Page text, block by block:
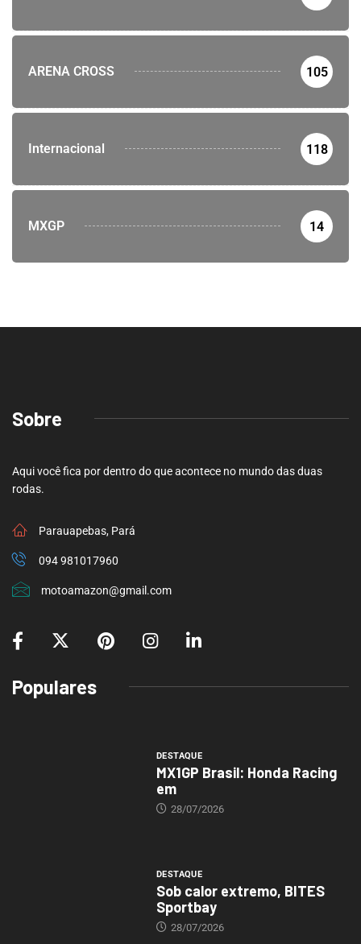
ARENA CROSS 105
Internacional 118
MXGP 14
Sobre
Aqui você fica por dentro do que acontece no mundo das duas
rodas.
Parauapebas, Pará
094 981017960
motoamazon@gmail.com
Populares
DESTAQUE
MX1GP Brasil: Honda Racing
em
28/07/2026
DESTAQUE
Sob calor extremo, BITES
Sportbay
28/07/2026